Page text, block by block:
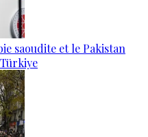
saoudite et le Pakistan